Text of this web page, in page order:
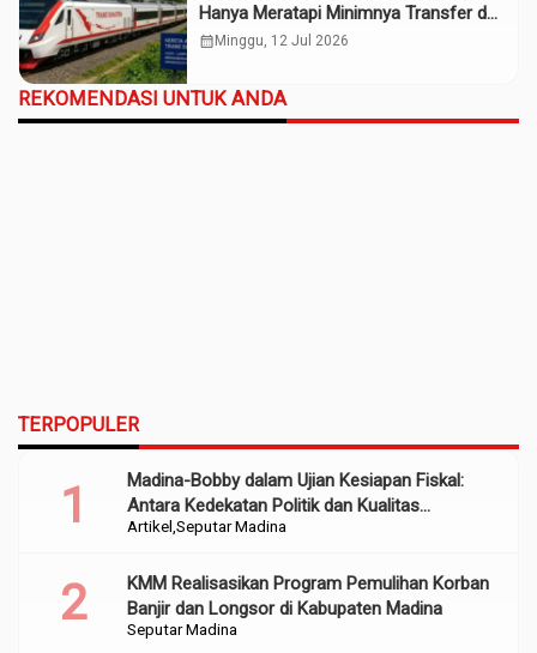
Hanya Meratapi Minimnya Transfer dari
Pusat
calendar_monthMinggu, 12 Jul 2026
REKOMENDASI UNTUK ANDA
TERPOPULER
Artikel Seputar Madina
Madina-Bobby dalam Ujian Kesiapan Fiskal:
Antara Kedekatan Politik dan Kualitas
Perencanaan
Seputar Madina
KMM Realisasikan Program Pemulihan Korban
Banjir dan Longsor di Kabupaten Madina